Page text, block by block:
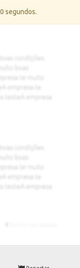
segundos.